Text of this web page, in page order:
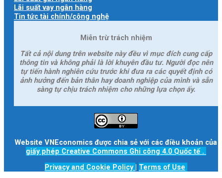
Lãi suất vay ngân hàng
Tin tức tài chính/công nghệ
Miễn trừ trách nhiệm
Tất cả nội dung trên website này đều vì mục đích cung cấp
thông tin và không phải là lời khuyên đầu tư. Người đọc nên
tự tiến hành nghiên cứu trước khi đưa ra các quyết định có
ảnh hưởng đến bản thân hay doanh nghiệp của mình và sẵn
sàng tự chịu trách nhiệm cho những lựa chọn ấy.
Website VNEconomics được chia sẻ với các điều khoản của
giấy phép Creative Commons Ghi công 4.0 Quốc tế .
Privacy and Cookie Policy
Terms of Use